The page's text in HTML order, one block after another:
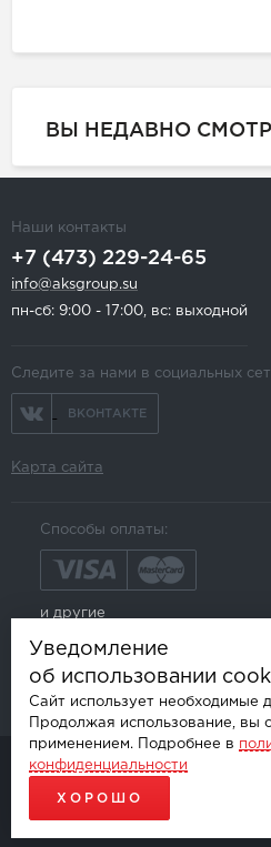
ВЫ НЕДАВНО
Наши контакты
+7 (473) 229-24-65
info@aksgroup.su
пн-сб: 9:00 - 17:00, вс: выходной
Следите за нами в социальных
ВКОНТАКТЕ
Карта сайта
Способы оплаты:
и другие
© AKSGROUP, 2026.
ПРОДАЖА И УСТАНОВКА
ПРОДВИЖЕНИЕ САЙТОВ - SEO-ONLINE
Уведомление
об использовании
Сайт использует необходимые
Продолжая использование, вы
применением. Подробнее в
конфиденциальности
ХОРОШО